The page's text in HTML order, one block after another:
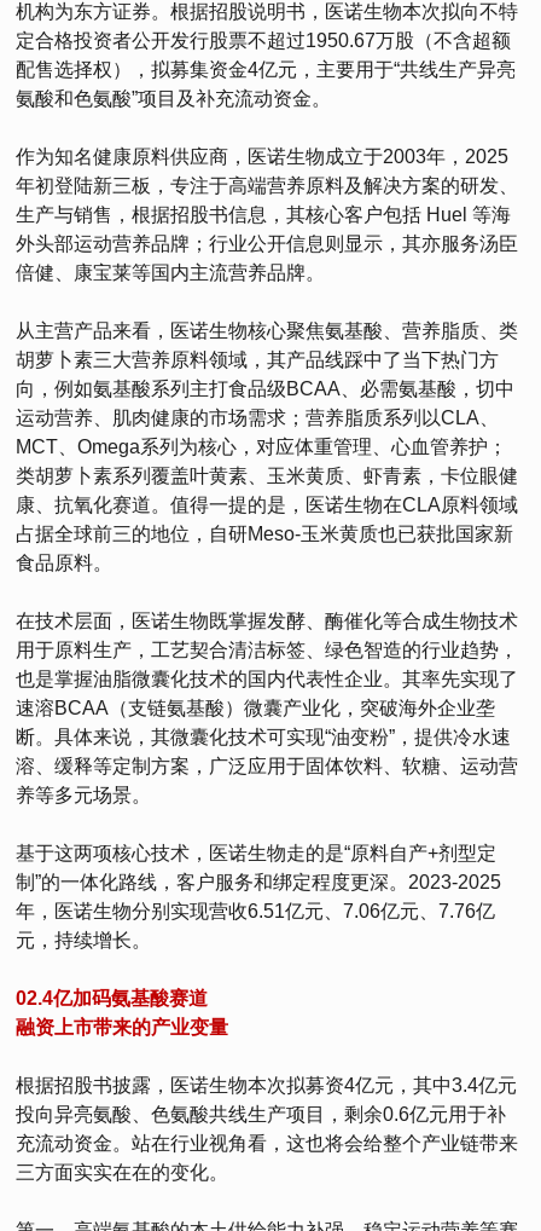
机构为东方证券。根据招股说明书，医诺生物本次拟向不特
定合格投资者公开发行股票不超过1950.67万股（不含超额
配售选择权），拟募集资金4亿元，主要用于“共线生产异亮
氨酸和色氨酸”项目及补充流动资金。
作为知名健康原料供应商，医诺生物成立于2003年，2025
年初登陆新三板，专注于高端营养原料及解决方案的研发、
生产与销售，根据招股书信息，其核心客户包括 Huel 等海
外头部运动营养品牌；行业公开信息则显示，其亦服务汤臣
倍健、康宝莱等国内主流营养品牌。
从主营产品来看，医诺生物核心聚焦氨基酸、营养脂质、类
胡萝卜素三大营养原料领域，其产品线踩中了当下热门方
向，例如氨基酸系列主打食品级BCAA、必需氨基酸，切中
运动营养、肌肉健康的市场需求；营养脂质系列以CLA、
MCT、Omega系列为核心，对应体重管理、心血管养护；
类胡萝卜素系列覆盖叶黄素、玉米黄质、虾青素，卡位眼健
康、抗氧化赛道。值得一提的是，医诺生物在CLA原料领域
占据全球前三的地位，自研Meso-玉米黄质也已获批国家新
食品原料。
在技术层面，医诺生物既掌握发酵、酶催化等合成生物技术
用于原料生产，工艺契合清洁标签、绿色智造的行业趋势，
也是掌握油脂微囊化技术的国内代表性企业。其率先实现了
速溶BCAA（支链氨基酸）微囊产业化，突破海外企业垄
断。具体来说，其微囊化技术可实现“油变粉”，提供冷水速
溶、缓释等定制方案，广泛应用于固体饮料、软糖、运动营
养等多元场景。
基于这两项核心技术，医诺生物走的是“原料自产+剂型定
制”的一体化路线，客户服务和绑定程度更深。2023-2025
年，医诺生物分别实现营收6.51亿元、7.06亿元、7.76亿
元，持续增长。
02.4亿加码氨基酸赛道
融资上市带来的产业变量
根据招股书披露，医诺生物本次拟募资4亿元，其中3.4亿元
投向异亮氨酸、色氨酸共线生产项目，剩余0.6亿元用于补
充流动资金。站在行业视角看，这也将会给整个产业链带来
三方面实实在在的变化。